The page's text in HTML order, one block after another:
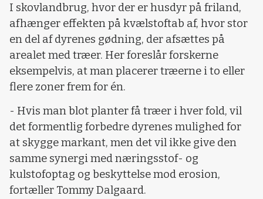
I skovlandbrug, hvor der er husdyr på friland,
afhænger effekten på kvælstoftab af, hvor stor
en del af dyrenes gødning, der afsættes på
arealet med træer. Her foreslår forskerne
eksempelvis, at man placerer træerne i to eller
flere zoner frem for én.
- Hvis man blot planter få træer i hver fold, vil
det formentlig forbedre dyrenes mulighed for
at skygge markant, men det vil ikke give den
samme synergi med næringsstof- og
kulstofoptag og beskyttelse mod erosion,
fortæller Tommy Dalgaard.